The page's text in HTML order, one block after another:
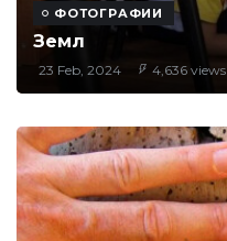
ФОТОГРАФИИ
Земл
23 Feb, 2024 4,636 views